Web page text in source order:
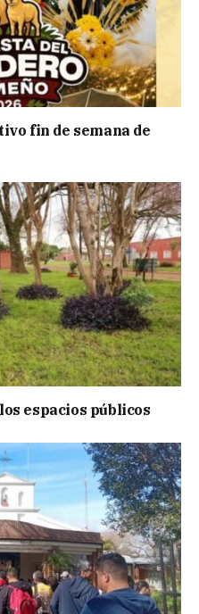
fin de semana de
espacios públicos